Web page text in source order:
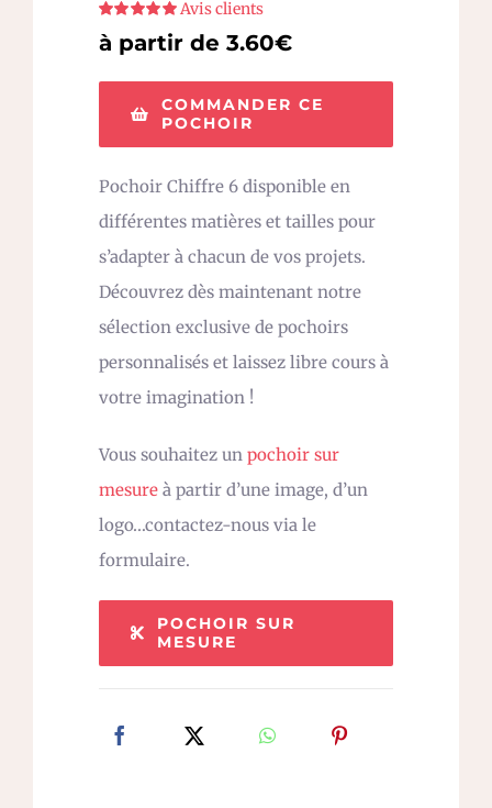
Note sur 5
Avis clients
à partir de 3.60€
COMMANDER CE
POCHOIR
Pochoir Chiffre 6 disponible en
différentes matières et tailles pour
s’adapter à chacun de vos projets.
Découvrez dès maintenant notre
sélection exclusive de pochoirs
personnalisés et laissez libre cours à
votre imagination !
Vous souhaitez un pochoir sur
mesure à partir d’une image, d’un
logo…contactez-nous via le
formulaire.
POCHOIR SUR
MESURE